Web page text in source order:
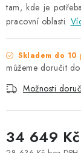
tam, kde je
pracovní oblasti.
Skladem do
Možnosti
34 649 Kč